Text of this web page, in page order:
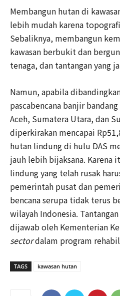
Membangun hutan di
lebih mudah karena
Sebaliknya, membangun
kawasan berbukit dan
tenaga, dan tantangan yang
Namun, apabila
pascabencana banjir
Aceh, Sumatera Utara, dan
diperkirakan mencapai
hutan lindung di hulu DAS
jauh lebih bijaksana. Karena
lindung yang telah rusak
pemerintah pusat dan
bencana serupa tidak terus
wilayah Indonesia.
dijawab oleh Kementerian
sectordalam program
TAGS kawasan hutan